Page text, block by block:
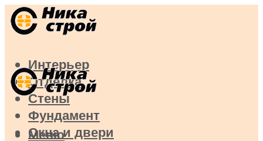
Интерьер
Отделка
Стены
Фундамент
Окна и двери
Меню